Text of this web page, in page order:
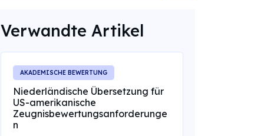
Verwandte Artikel
AKADEMISCHE BEWERTUNG
Niederländische Übersetzung für
US-amerikanische
Zeugnisbewertungsanforderunge
n